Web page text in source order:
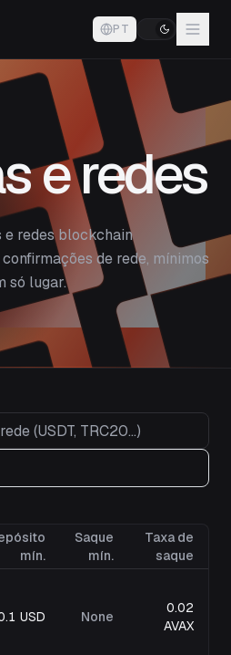
PT
e redes
e redes blockchain
de rede, mínimos
só lugar.
mín.
Saque
mín.
Taxa de
saque
USD None
0.02
AVAX